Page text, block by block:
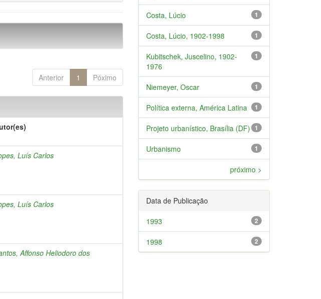
Anterior 1 Póximo
Luís Carlos
Luís Carlos
Affonso Heliodoro dos
1
Costa, Lúcio
1
Costa, Lúcio, 1902-1998
1
Kubitschek, Juscelino, 1902-
1976
1
Niemeyer, Oscar
1
Política externa, América Latina
1
Projeto urbanístico, Brasília (DF)
1
Urbanismo
próximo >
Data de Publicação
2
1993
2
1998